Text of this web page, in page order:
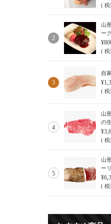
( 税
2
山
ー
( 税
3
自
( 税
4
山
の
( 税
5
山
ー
( 税